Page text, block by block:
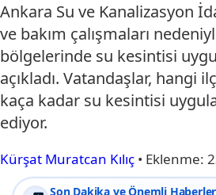
Ankara Su ve Kanalizasyon
ve bakım çalışmaları
bölgelerinde su kesintisi
açıkladı. Vatandaşlar, hangi
kaça kadar su kesintisi
ediyor.
Kürşat Muratcan Kılıç • Eklenme:
Son Dakika ve Önemli